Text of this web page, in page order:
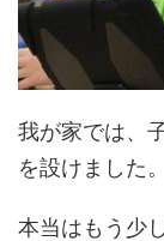
我が家では、
を設けました。
本当はもう少